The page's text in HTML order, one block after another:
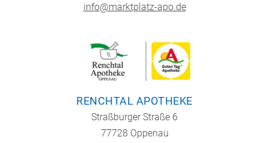
info@marktplatz-apo.de
RENCHTAL APOTHEKE
Straßburger Straße 6
77728 Oppenau